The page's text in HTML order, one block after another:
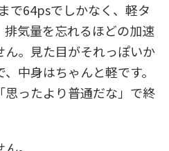
で64psでしかなく、軽タ
気量を忘れるほどの加速
。見た目がそれっぽいか
中身はちゃんと軽です。
思ったより普通だな」で終